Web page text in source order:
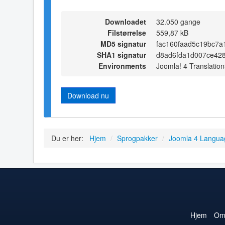
Downloadet
32.050 gange
Filstørrelse
559,87 kB
MD5 signatur
SHA1 signatur
Environments
Joomla! 4
Download nu
Du er her: Hjem / Sprogpakker / Joomla 4
Hjem Om